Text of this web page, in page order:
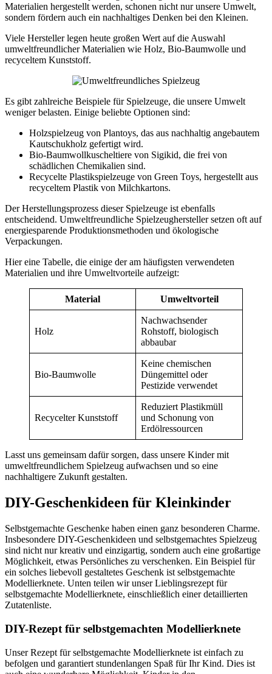
Materialien hergestellt werden, schonen nicht nur unsere Umwelt,
sondern fördern auch ein nachhaltiges Denken bei den Kleinen.
Viele Hersteller legen heute großen Wert auf die Auswahl
umweltfreundlicher Materialien wie Holz, Bio-Baumwolle und
recyceltem Kunststoff.
Es gibt zahlreiche Beispiele für Spielzeuge, die unsere Umwelt
weniger belasten. Einige beliebte Optionen sind:
Holzspielzeug von Plantoys, das aus nachhaltig angebautem
Kautschukholz gefertigt wird.
Bio-Baumwollkuscheltiere von Sigikid, die frei von
schädlichen Chemikalien sind.
Recycelte Plastikspielzeuge von Green Toys, hergestellt aus
recyceltem Plastik von Milchkartons.
Der Herstellungsprozess dieser Spielzeuge ist ebenfalls
entscheidend. Umweltfreundliche Spielzeughersteller setzen oft auf
energiesparende Produktionsmethoden und ökologische
Verpackungen.
Hier eine Tabelle, die einige der am häufigsten verwendeten
Materialien und ihre Umweltvorteile aufzeigt:
Material Umweltvorteil
Holz
Nachwachsender
Rohstoff, biologisch
abbaubar
Bio-Baumwolle
Keine chemischen
Düngemittel oder
Pestizide verwendet
Recycelter Kunststoff
Reduziert Plastikmüll
und Schonung von
Erdölressourcen
Lasst uns gemeinsam dafür sorgen, dass unsere Kinder mit
umweltfreundlichem Spielzeug aufwachsen und so eine
nachhaltigere Zukunft gestalten.
DIY-Geschenkideen für Kleinkinder
Selbstgemachte Geschenke haben einen ganz besonderen Charme.
Insbesondere DIY-Geschenkideen und selbstgemachtes Spielzeug
sind nicht nur kreativ und einzigartig, sondern auch eine großartige
Möglichkeit, etwas Persönliches zu verschenken. Ein Beispiel für
ein solches liebevoll gestaltetes Geschenk ist selbstgemachte
Modellierknete. Unten teilen wir unser Lieblingsrezept für
selbstgemachte Modellierknete, einschließlich einer detaillierten
Zutatenliste.
DIY-Rezept für selbstgemachten Modellierknete
Unser Rezept für selbstgemachte Modellierknete ist einfach zu
befolgen und garantiert stundenlangen Spaß für Ihr Kind. Dies ist